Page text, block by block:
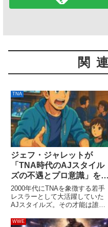
関
TNA
ジェフ・ジャレットが
「TNA時代のAJスタイル
ズの不遇とプロ意識」を語
る。「ハルク・ホーガンの
入団以降は大変だった」
2000年代にTNAを象徴する若手
レスラーとして大活躍していた
AJスタイルズ。その才能は誰も
にハルク・ホーガンが入団する
WWE